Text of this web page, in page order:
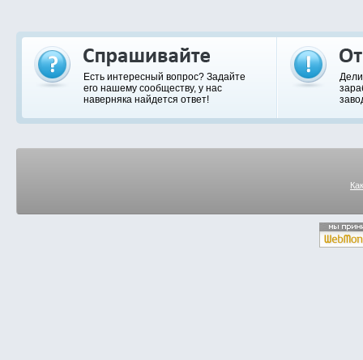
Есть интересный вопрос? Задайте
его нашему сообществу, у нас
наверняка найдется ответ!